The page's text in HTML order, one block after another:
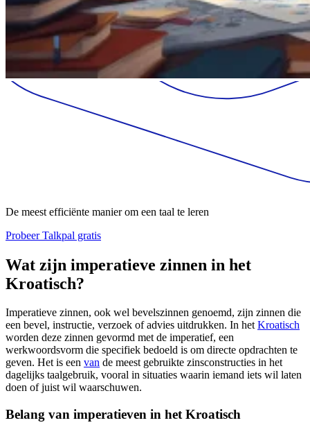
De meest efficiënte manier om een taal te leren
Probeer Talkpal gratis
Wat zijn imperatieve zinnen in het
Kroatisch?
Imperatieve zinnen, ook wel bevelszinnen genoemd, zijn zinnen die
een bevel, instructie, verzoek of advies uitdrukken. In hetKroatisch
worden deze zinnen gevormd met de imperatief, een
werkwoordsvorm die specifiek bedoeld is om directe opdrachten te
geven. Het is een van de meest gebruikte zinsconstructies in het
dagelijks taalgebruik, vooral in situaties waarin iemand iets wil laten
doen of juist wil waarschuwen.
Belang van imperatieven in het Kroatisch